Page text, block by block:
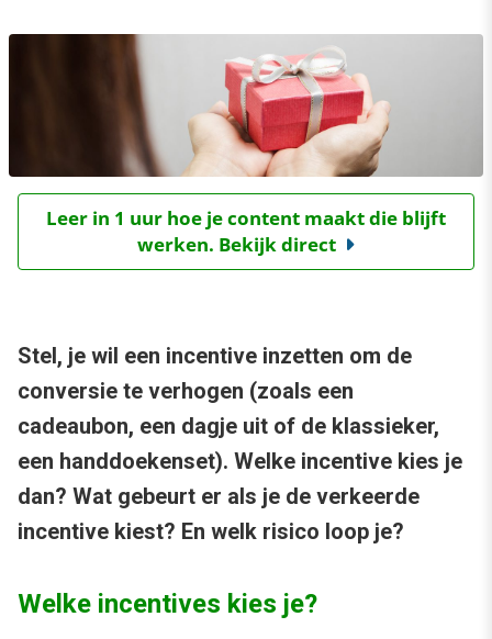
Leer in 1 uur hoe je content maakt die blijft
werken. Bekijk direct
Stel, je wil een incentive inzetten om de
conversie te verhogen (zoals een
cadeaubon, een dagje uit of de klassieker,
een handdoekenset). Welke incentive kies je
dan? Wat gebeurt er als je de verkeerde
incentive kiest? En welk risico loop je?
Welke incentives kies je?